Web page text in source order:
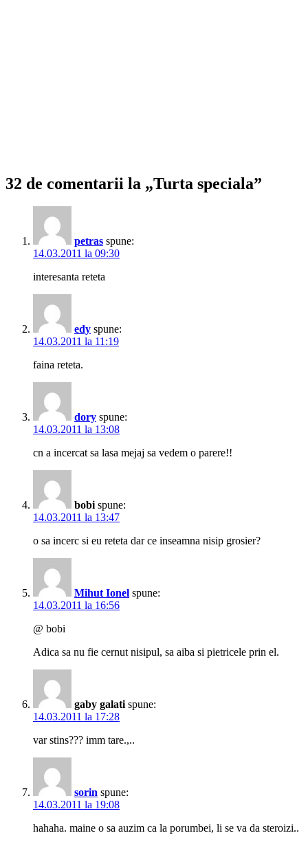
32 de comentarii la „Turta speciala”
petras spune:
14.03.2011 la 09:30
interesanta reteta
edy spune:
14.03.2011 la 11:19
faina reteta.
dory spune:
14.03.2011 la 13:08
cn a incercat sa lasa mejaj sa vedem o parere!!
bobi spune:
14.03.2011 la 13:47
o sa incerc si eu reteta dar ce inseamna nisip grosier?
Mihut Ionel spune:
14.03.2011 la 16:56
@ bobi
Adica sa nu fie cernut nisipul, sa aiba si pietricele prin el.
gaby galati spune:
14.03.2011 la 17:28
var stins??? imm tare.,..
sorin spune:
14.03.2011 la 19:08
hahaha. maine o sa auzim ca la porumbei, li se va da steroizi..